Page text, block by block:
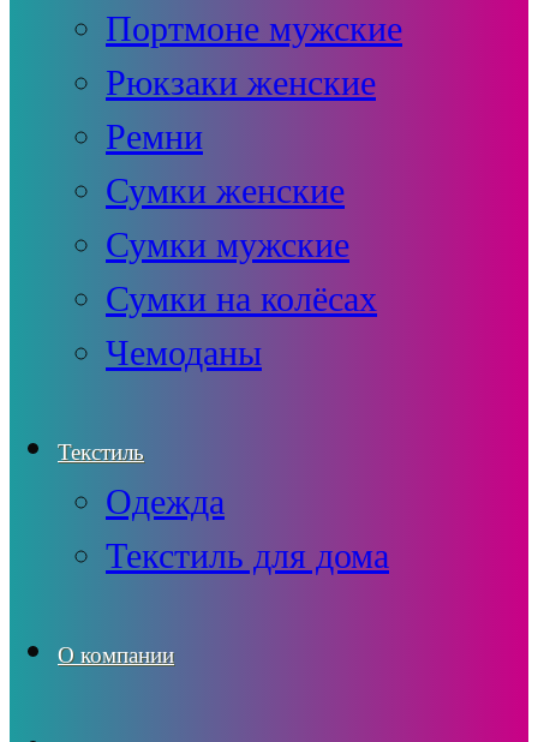
Портмоне мужские
Рюкзаки женские
Ремни
Сумки женские
Сумки мужские
Сумки на колёсах
Чемоданы
Текстиль
Одежда
Текстиль для дома
О компании